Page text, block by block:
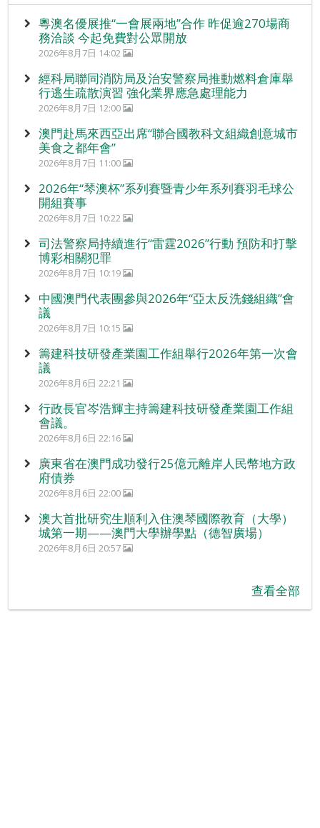
粵澳名優展推“一會展兩地”合作 昨促逾270場商
務洽談 今起免費對公眾開放
2026年8月7日 14:02
經科局聯同消防局及治安警察局推動燃料倉庫舉
行逃生疏散演習 強化業界應急處理能力
2026年8月7日 12:00
澳門赴馬來西亞出席“聯合國教科文組織創意城市
美食之都年會”
2026年8月7日 11:00
2026年“琴澳杯”系列賽暨青少年系列賽羽毛球公
開組賽事
2026年8月7日 10:22
司法警察局持續進行“雷霆2026”行動 預防和打擊
博彩相關犯罪
2026年8月7日 10:19
中國澳門代表團參與2026年“亞太反洗錢組織”會
議
2026年8月7日 10:15
籌建科技研發產業園工作組舉行2026年第一次會
議
2026年8月6日 22:21
行政長官岑浩輝主持籌建科技研發產業園工作組
會議。
2026年8月6日 22:16
廣東省在澳門成功發行25億元離岸人民幣地方政
府債券
2026年8月6日 22:00
澳大首批研究生順利入住澳琴國際教育（大學）
城第一期——澳門大學辦學點（德智廣場）
2026年8月6日 20:57
查看全部